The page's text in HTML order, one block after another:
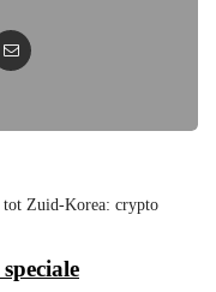
tot Zuid-Korea: crypto